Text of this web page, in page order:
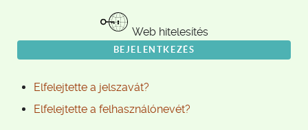
Web hitelesítés
BEJELENTKEZÉS
Elfelejtette a jelszavát?
Elfelejtette a felhasználónevét?